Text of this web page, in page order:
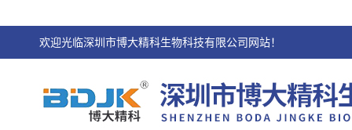
欢迎光临深圳市博大精科生物科技有限公司网站！